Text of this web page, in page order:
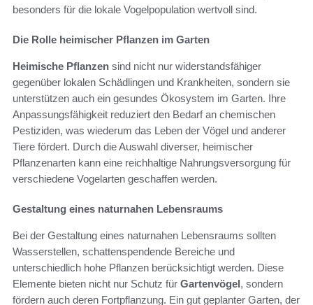
besonders für die lokale Vogelpopulation wertvoll sind.
Die Rolle heimischer Pflanzen im Garten
Heimische Pflanzen sind nicht nur widerstandsfähiger
gegenüber lokalen Schädlingen und Krankheiten, sondern sie
unterstützen auch ein gesundes Ökosystem im Garten. Ihre
Anpassungsfähigkeit reduziert den Bedarf an chemischen
Pestiziden, was wiederum das Leben der Vögel und anderer
Tiere fördert. Durch die Auswahl diverser, heimischer
Pflanzenarten kann eine reichhaltige Nahrungsversorgung für
verschiedene Vogelarten geschaffen werden.
Gestaltung eines naturnahen Lebensraums
Bei der Gestaltung eines naturnahen Lebensraums sollten
Wasserstellen, schattenspendende Bereiche und
unterschiedlich hohe Pflanzen berücksichtigt werden. Diese
Elemente bieten nicht nur Schutz für Gartenvögel, sondern
fördern auch deren Fortpflanzung. Ein gut geplanter Garten, der